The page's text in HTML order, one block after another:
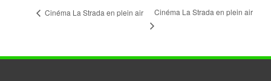
Cinéma La Strada en plein air Cinéma La Strada en plein air